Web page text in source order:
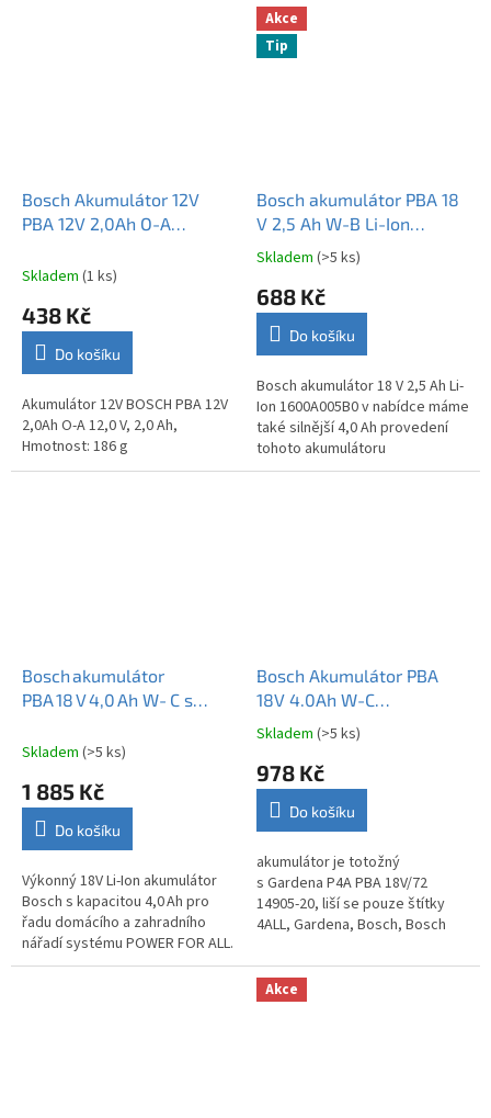
kompatibilita s širokou škálou
aku...
Bosch Akumulátor 12V
PBA 12V 2,0Ah O-A
Skladem (1 ks)
438 Kč
Do košíku
Akumulátor 12V BOSCH PBA 12V
2,0Ah O-A 12,0 V, 2,0 Ah,
Hmotnost: 186 g
Akce
Tip
Bosch akumulátor PBA 18
V 2,5 Ah W-B Li-Ion
1600A005B0 originál
Průměrné
produktu
4,7
5
hvězdiček.
Skladem (>5 ks)
688 Kč
Do košíku
Bosch akumulátor 18 V 2,5 Ah Li-
Ion 1600A005B0 v nabídce máme
také silnější 4,0 Ah provedení
tohoto akumulátoru
Bosch akumulátor
PBA 18 V 4,0 Ah W‑C s
1607A351XF
Skladem (>5 ks)
1 885 Kč
Do košíku
Výkonný 18V Li-Ion akumulátor
Bosch s kapacitou 4,0 Ah pro
řadu domácího a zahradního
nářadí systému POWER FOR ALL.
Inovovaný model s ukazatelem
Bosch Akumulátor PBA
18V 4.0Ah W-C
1600A011T8 originál
Průměrné
produktu
3,9
5
hvězdiček.
Skladem (>5 ks)
978 Kč
Do košíku
akumulátor je totožný
s Gardena P4A PBA 18V/72
14905-20, liší se pouze štítky
4ALL, Gardena, Bosch, Bosch
1600A011T8 originál
Akce